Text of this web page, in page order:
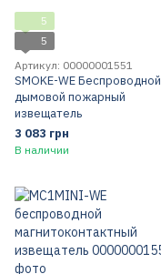
5
5
Артикул: 00000001551
SMOKE-WE Беспроводной
дымовой пожарный
извещатель
3 083 грн
В наличии